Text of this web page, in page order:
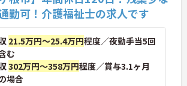
勤可！介護福祉士の求人です
21.5万円～25.4万円程度／夜勤手当5回
む
302万円～358万円程度／賞与3.1ヶ月
場合